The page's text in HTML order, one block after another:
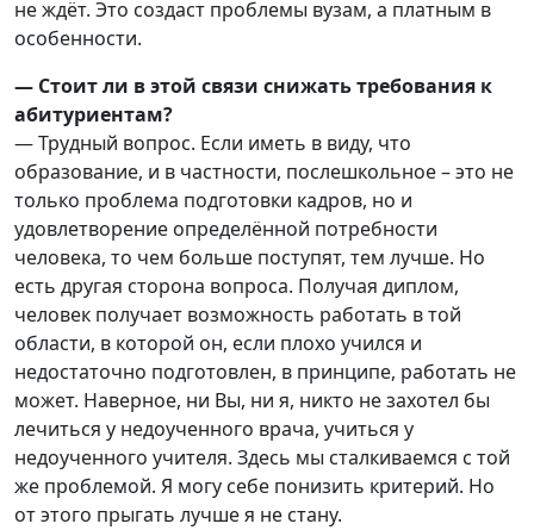
не ждёт. Это создаст проблемы вузам, а платным в
особенности.
— Стоит ли в этой связи снижать требования к
абитуриентам?
— Трудный вопрос. Если иметь в виду, что
образование, и в частности, послешкольное – это не
только проблема подготовки кадров, но и
удовлетворение определённой потребности
человека, то чем больше поступят, тем лучше. Но
есть другая сторона вопроса. Получая диплом,
человек получает возможность работать в той
области, в которой он, если плохо учился и
недостаточно подготовлен, в принципе, работать не
может. Наверное, ни Вы, ни я, никто не захотел бы
лечиться у недоученного врача, учиться у
недоученного учителя. Здесь мы сталкиваемся с той
же проблемой. Я могу себе понизить критерий. Но
от этого прыгать лучше я не стану.